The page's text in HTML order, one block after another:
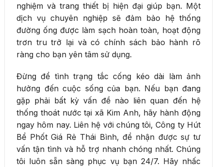
nghiệm và trang thiết bị hiện đại giúp bạn. Một
dịch vụ chuyên nghiệp sẽ đảm bảo hệ thống
đường ống được làm sạch hoàn toàn, hoạt động
trơn tru trở lại và có chính sách bảo hành rõ
ràng cho bạn yên tâm sử dụng.
Đừng để tình trạng tắc cống kéo dài làm ảnh
hưởng đến cuộc sống của bạn. Nếu bạn đang
gặp phải bất kỳ vấn đề nào liên quan đến hệ
thống thoát nước tại xã Kim Anh, hãy hành động
ngay hôm nay. Liên hệ với chúng tôi, Công ty Hút
Bể Phốt Giá Rẻ Thái Bình, để nhận được sự tư
vấn tận tình và hỗ trợ nhanh chóng nhất. Chúng
tôi luôn sẵn sàng phục vụ bạn 24/7. Hãy nhấc